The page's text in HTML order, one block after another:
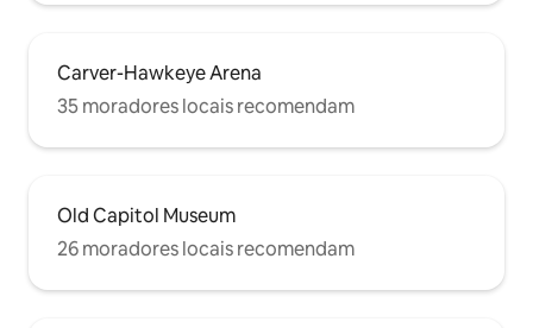
Carver-Hawkeye Arena
35 moradores locais recomendam
Old Capitol Museum
26 moradores locais recomendam